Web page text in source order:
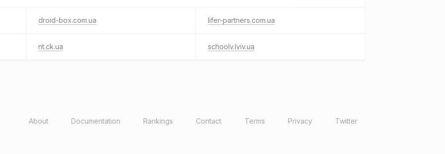
droid-box.com.ua lifer-partners.com.ua
nt.ck.ua schoolv.lviv.ua
About Documentation Rankings Contact Terms Privacy Twitter